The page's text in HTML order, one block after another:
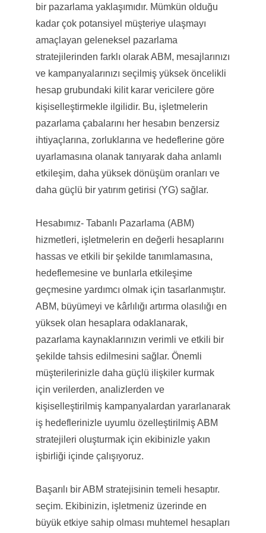
bir pazarlama yaklaşımıdır. Mümkün olduğu
kadar çok potansiyel müşteriye ulaşmayı
amaçlayan geleneksel pazarlama
stratejilerinden farklı olarak ABM, mesajlarınızı
ve kampanyalarınızı seçilmiş yüksek öncelikli
hesap grubundaki kilit karar vericilere göre
kişiselleştirmekle ilgilidir. Bu, işletmelerin
pazarlama çabalarını her hesabın benzersiz
ihtiyaçlarına, zorluklarına ve hedeflerine göre
uyarlamasına olanak tanıyarak daha anlamlı
etkileşim, daha yüksek dönüşüm oranları ve
daha güçlü bir yatırım getirisi (YG) sağlar.
Hesabımız- Tabanlı Pazarlama (ABM)
hizmetleri, işletmelerin en değerli hesaplarını
hassas ve etkili bir şekilde tanımlamasına,
hedeflemesine ve bunlarla etkileşime
geçmesine yardımcı olmak için tasarlanmıştır.
ABM, büyümeyi ve kârlılığı artırma olasılığı en
yüksek olan hesaplara odaklanarak,
pazarlama kaynaklarınızın verimli ve etkili bir
şekilde tahsis edilmesini sağlar. Önemli
müşterilerinizle daha güçlü ilişkiler kurmak
için verilerden, analizlerden ve
kişiselleştirilmiş kampanyalardan yararlanarak
iş hedeflerinizle uyumlu özelleştirilmiş ABM
stratejileri oluşturmak için ekibinizle yakın
işbirliği içinde çalışıyoruz.
Başarılı bir ABM stratejisinin temeli hesaptır.
seçim. Ekibinizin, işletmeniz üzerinde en
büyük etkiye sahip olması muhtemel hesapları